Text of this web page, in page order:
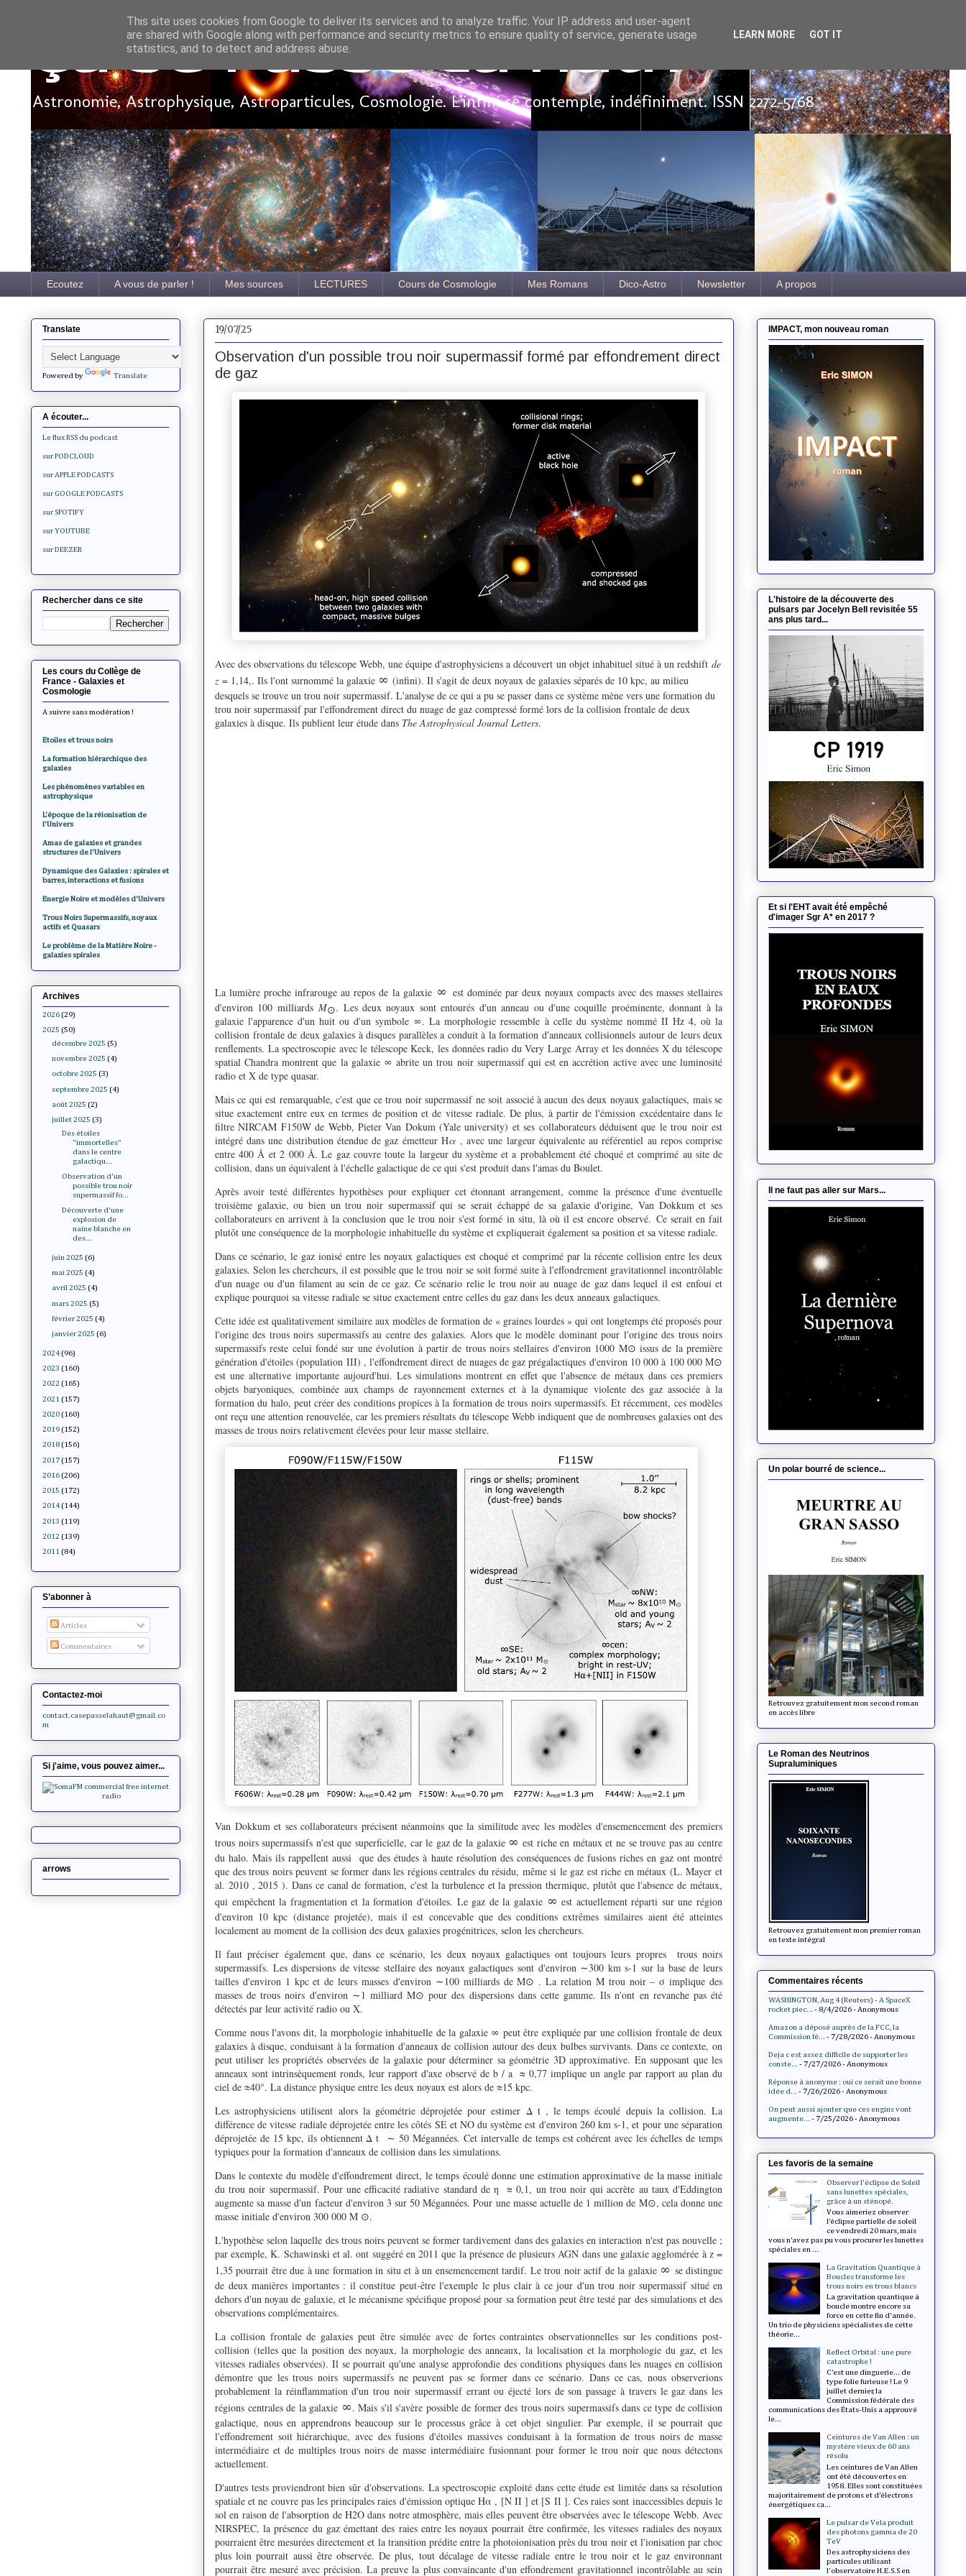
Ça se passe là haut
Astronomie, Astrophysique, Astroparticules, Cosmologie. L'infini se contemple, indéfiniment. ISSN 2272-5768
Ecoutez A vous de parler ! Mes sources LECTURES Cours de Cosmologie Mes Romans Dico-Astro Newsletter A propos
19/07/25
Observation d'un possible trou noir supermassif formé par effondrement direct
de gaz
Avec des observations du télescope Webb, une équipe d'astrophysiciens a découvert un objet inhabituel situé à un redshift de
z = 1,14,. Ils l'ont surnommé la galaxie ∞ (infini). Il s'agit de deux noyaux de galaxies séparés de 10 kpc, au milieu
desquels se trouve un trou noir supermassif. L'analyse de ce qui a pu se passer dans ce système mène vers une formation du
trou noir supermassif par l'effondrement direct du nuage de gaz compressé formé lors de la collision frontale de deux
galaxies à disque. Ils publient leur étude dans The Astrophysical Journal Letters.
La lumière proche infrarouge au repos dela galaxie ∞ est dominée par deux noyaux compacts avec des masses stellaires
d'environ 100 milliardsM⊙. Les deux noyaux sont entourés d'un anneau ou d'une coquille proéminente, donnant à la
galaxie l'apparence d'un huit ou d'un symbole ∞. La morphologie ressemble à celle du système nommé II Hz 4, où la
collision frontale de deux galaxies à disques parallèles a conduit à la formation d'anneaux collisionnels autour de leurs deux
renflements. La spectroscopie avec le télescope Keck, les données radio du Very Large Array et les données X du télescope
spatial Chandra montrent que la galaxie ∞ abrite un trou noir supermassif qui est en accrétion active avec une luminosité
radio et X de type quasar.
Mais ce qui est remarquable, c'est que ce trou noir supermassif ne soit associé à aucun des deux noyaux galactiques, mais se
situe exactement entre eux en termes de position et de vitesse radiale. De plus, à partir de l'émission excédentaire dans le
filtre NIRCAM F150W de Webb, Pieter Van Dokum (Yale university) et ses collaborateurs déduisent que le trou noir est
intégré dans une distribution étendue de gaz émetteur Hα, avec une largeur équivalente au référentiel au repos comprise
entre 400 Å et 2 000 Å. Le gaz couvre toute la largeur du système et a probablement été choqué et comprimé au site de
collision, dans un équivalent à l'échelle galactique de ce qui s'est produit dans l'amas du Boulet.
Après avoir testé différentes hypothèses pour expliquer cet étonnant arrangement, comme la présence d'une éventuelle
troisième galaxie, ou bien un trou noir supermassif qui se serait échappé de sa galaxie d'origine, Van Dokkum et ses
collaborateurs en arrivent à la conclusion que le trou noir s'est formé in situ, là où il est encore observé. Ce serait en fait
plutôt une conséquence de la morphologie inhabituelle du système et expliquerait également sa position et sa vitesse radiale.
Dans ce scénario, le gaz ionisé entre les noyaux galactiques est choqué et comprimé par la récente collision entre les deux
galaxies. Selon les chercheurs, il est possible que le trou noir se soit formé suite à l'effondrement gravitationnel incontrôlable
d'un nuage ou d'un filament au sein de ce gaz. Ce scénario relie le trou noir au nuage de gaz dans lequel il est enfoui et
explique pourquoi sa vitesse radiale se situe exactement entre celles du gaz dans les deux anneaux galactiques.
Cette idée est qualitativement similaire aux modèles de formation de « graines lourdes » qui ont longtemps été proposés pour
l'origine des trous noirs supermassifs au centre des galaxies. Alors que le modèle dominant pour l'origine des trous noirs
supermassifs reste celui fondé sur une évolution à partir de trous noirs stellaires d'environ 1000 M⊙ issus de la première
génération d'étoiles (population III) , l'effondrement direct de nuages de gaz prégalactiques d'environ 10 000 à 100 000 M⊙
est une alternative importante aujourd'hui. Les simulations montrent en effet que l'absence de métaux dans ces premiers
objets baryoniques, combinée aux champs de rayonnement externes et à la dynamique violente des gaz associée à la
formation du halo, peut créer des conditions propices à la formation de trous noirs supermassifs. Et récemment, ces modèles
ont reçu une attention renouvelée, car les premiers résultats du télescope Webb indiquent que de nombreuses galaxies ont des
masses de trous noirs relativement élevées pour leur masse stellaire.
Van Dokkum et ses collaborateurs précisent néanmoins que la similitude avec les modèles d'ensemencement des premiers
trous noirs supermassifs n'est que superficielle, car le gaz de la galaxie ∞ est riche en métaux et ne se trouve pas au centre
du halo. Mais ils rappellent aussi que des études à haute résolution des conséquences de fusions riches en gaz ont montré
que des trous noirs peuvent se former dans les régions centrales du résidu, même si le gaz est riche en métaux (L. Mayer et
al. 2010 , 2015 ). Dans ce canal de formation, c'est la turbulence et la pression thermique, plutôt que l'absence de métaux,
qui empêchent la fragmentation et la formation d'étoiles. Le gaz de la galaxie ∞ est actuellement réparti sur une région
d'environ 10 kpc (distance projetée), mais il est concevable que des conditions extrêmes similaires aient été atteintes
localement au moment de la collision des deux galaxies progénitrices, selon les chercheurs.
Il faut préciser également que, dans ce scénario, les deux noyaux galactiques ont toujours leurs propres trous noirs
supermassifs. Les dispersions de vitesse stellaire des noyaux galactiques sont d'environ ∼300 km s-1 sur la base de leurs
tailles d'environ 1 kpc et de leurs masses d'environ ∼100 milliards de M⊙ . La relation M trou noir – σ implique des
masses de trous noirs d'environ ∼1 milliard M⊙ pour des dispersions dans cette gamme. Ils n'ont en revanche pas été
détectés par leur activité radio ou X.
Comme nous l'avons dit, la morphologie inhabituelle de la galaxie ∞ peut être expliquée par une collision frontale de deux
galaxies à disque, conduisant à la formation d'anneaux de collision autour des deux bulbes survivants. Dans ce contexte, on
peut utiliser les propriétés observées de la galaxie pour déterminer sa géométrie 3D approximative. En supposant que les
anneaux sont intrinsèquement ronds, leur rapport d'axe observé de b / a ≈ 0,77 implique un angle par rapport au plan du
ciel de ≈40°. La distance physique entre les deux noyaux est alors de ≈15 kpc.
Les astrophysiciens utilisent alors la géométrie déprojetée pour estimer Δ t , le temps écoulé depuis la collision. La
différence de vitesse radiale déprojetée entre les côtés SE et NO du système est d'environ 260 km s-1, et pour une séparation
déprojetée de 15 kpc, ils obtiennent Δ t ∼ 50 Mégannées. Cet intervalle de temps est cohérent avec les échelles de temps
typiques pour la formation d'anneaux de collision dans les simulations.
Dans le contexte du modèle d'effondrement direct, le temps écoulé donne une estimation approximative de la masse initiale
du trou noir supermassif. Pour une efficacité radiative standard de η ≈ 0,1, un trou noir qui accrète au taux d'Eddington
augmente sa masse d'un facteur d'environ 3 sur 50 Mégannées. Pour une masse actuelle de 1 million de M⊙, cela donne une
masse initiale d'environ 300 000 M ⊙.
L'hypothèse selon laquelle des trous noirs peuvent se former tardivement dans des galaxies en interaction n'est pas nouvelle ;
par exemple, K. Schawinski et al. ont suggéré en 2011 que la présence de plusieurs AGN dans une galaxie agglomérée à z =
1,35 pourrait être due à une formation in situ et à un ensemencement tardif. Le trou noir actif de la galaxie ∞ se distingue
de deux manières importantes : il constitue peut-être l'exemple le plus clair à ce jour d'un trou noir supermassif situé en
dehors d'un noyau de galaxie, et le mécanisme spécifique proposé pour sa formation peut être testé par des simulations et des
observations complémentaires.
La collision frontale de galaxies peut être simulée avec de fortes contraintes observationnelles sur les conditions post-
collision (telles que la position des noyaux, la morphologie des anneaux, la localisation et la morphologie du gaz, et les
vitesses radiales observées). Il se pourrait qu'une analyse approfondie des conditions physiques dans les nuages en collision
démontre que les trous noirs supermassifs ne peuvent pas se former dans ce scénario. Dans ce cas, nous observerions
probablement la réinflammation d'un trou noir supermassif errant ou éjecté lors de son passage à travers le gaz dans les
régions centrales de la galaxie ∞. Mais s'il s'avère possible de former des trous noirs supermassifs dans ce type de collision
galactique, nous en apprendrons beaucoup sur le processus grâce à cet objet singulier. Par exemple, il se pourrait que
l'effondrement soit hiérarchique, avec des fusions d'étoiles massives conduisant à la formation de trous noirs de masse
intermédiaire et de multiples trous noirs de masse intermédiaire fusionnant pour former le trou noir que nous détectons
actuellement.
D'autres tests proviendront bien sûr d'observations. La spectroscopie exploité dans cette étude est limitée dans sa résolution
spatiale et ne couvre pas les principales raies d'émission optique Hα , [N II ] et [S II ]. Ces raies sont inaccessibles depuis le
sol en raison de l'absorption de H2O dans notre atmosphère, mais elles peuvent être observées avec le télescope Webb. Avec
NIRSPEC, la présence du gaz émettant des raies entre les noyaux pourrait être confirmée, les vitesses radiales des noyaux
pourraient être mesurées directement et la transition prédite entre la photoionisation près du trou noir et l'ionisation par choc
plus loin pourrait aussi être observée. De plus, tout décalage de vitesse radiale entre le trou noir et le gaz environnant
pourrait être mesuré avec précision. La preuve la plus convaincante d'un effondrement gravitationnel incontrôlable au sein
Translate
Powered by Translate
A écouter...
Le flux RSS du podcast
sur PODCLOUD
sur APPLE PODCASTS
sur GOOGLE PODCASTS
sur SPOTIFY
sur YOUTUBE
sur DEEZER
Rechercher dans ce site
Les cours du Collège de
France - Galaxies et
Cosmologie
A suivre sans modération !
Etoiles et trous noirs
La formation hiérarchique des
galaxies
Les phénomènes variables en
astrophysique
L'époque de la réionisation de
l'Univers
Amas de galaxies et grandes
structures de l'Univers
Dynamique des Galaxies : spirales et
barres, interactions et fusions
Energie Noire et modèles d'Univers
Trous Noirs Supermassifs, noyaux
actifs et Quasars
Le problème de la Matière Noire -
galaxies spirales
Archives
2026 (29)
2025 (50)
décembre 2025 (5)
novembre 2025 (4)
octobre 2025 (3)
septembre 2025 (4)
août 2025 (2)
juillet 2025 (3)
Des étoiles
"immortelles"
dans le centre
galactiqu...
Observation d'un
possible trou noir
supermassif fo...
Découverte d'une
explosion de
naine blanche en
des...
juin 2025 (6)
mai 2025 (4)
avril 2025 (4)
mars 2025 (5)
février 2025 (4)
janvier 2025 (6)
2024 (96)
2023 (160)
2022 (165)
2021 (157)
2020 (160)
2019 (152)
2018 (156)
2017 (157)
2016 (206)
2015 (172)
2014 (144)
2013 (119)
2012 (139)
2011 (84)
S’abonner à
Articles
Commentaires
Contactez-moi
contact.casepasselahaut@gmail.co
m
Si j'aime, vous pouvez aimer...
arrows
IMPACT, mon nouveau roman
L'histoire de la découverte des
pulsars par Jocelyn Bell revisitée 55
ans plus tard...
Et si l'EHT avait été empêché
d'imager Sgr A* en 2017 ?
Il ne faut pas aller sur Mars...
Un polar bourré de science...
Retrouvez gratuitement mon second roman
en accès libre
Le Roman des Neutrinos
Supraluminiques
Retrouvez gratuitement mon premier roman
en texte intégral
Commentaires récents
WASHINGTON, Aug 4 (Reuters) - A SpaceX
rocket piec... - 8/4/2026- Anonymous
Amazon a déposé auprès de la FCC, la
Commission fé... - 7/28/2026- Anonymous
Deja c est assez difficile de supporter les
conste... - 7/27/2026- Anonymous
Réponse à anonyme : oui ce serait une bonne
idée d... - 7/26/2026- Anonymous
On peut aussi ajouter que ces engins vont
augmente... - 7/25/2026- Anonymous
Les favoris de la semaine
Observer l'éclipse de Soleil
sans lunettes spéciales,
grâce à un sténopé.
Vous aimeriez observer
l’éclipse partielle de soleil
ce vendredi 20 mars, mais
vous n’avez pas pu vous procurer les lunettes
spéciales en ...
La Gravitation Quantique à
Boucles transforme les
trous noirs en trous blancs
La gravitation quantique à
boucle montre encore sa
force en cette fin d'année.
Un trio de physiciens spécialistes de cette
théorie...
Reflect Orbital : une pure
catastrophe !
C’est une dinguerie... de
type folie furieuse ! Le 9
juillet dernier, la
Commission fédérale des
communications des États-Unis a approuvé
le...
Ceintures de Van Allen : un
mystère vieux de 60 ans
résolu
Les ceintures de Van Allen
ont été découvertes en
1958. Elles sont constituées
majoritairement de protons et d’électrons
énergétiques ca...
Le pulsar de Vela produit
des photons gamma de 20
TeV
Des astrophysiciens des
particules utilisant
l'observatoire H.E.S.S en
This site uses cookies from Google to deliver its services and to analyze traffic. Your IP address and user-agent
are shared with Google along with performance and security metrics to ensure quality of service, generate usage
statistics, and to detect and address abuse.
LEARN MORE GOT IT